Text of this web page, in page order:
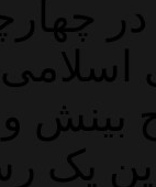
در
بینش
یک